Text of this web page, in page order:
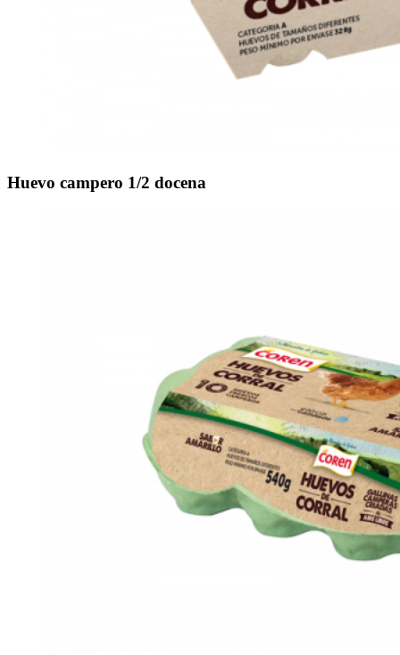
Huevo campero 1/2 docena